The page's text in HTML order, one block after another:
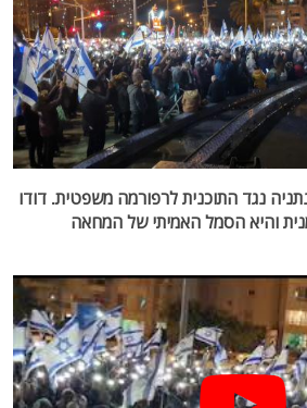
נגד התוכנית לרפורמה משפטית. דודו
והיא הסמל האמיתי של המחאה